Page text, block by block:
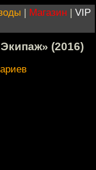
| Магазин | VIP
(2016)